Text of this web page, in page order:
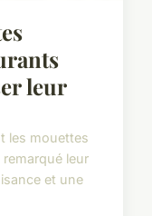
leur
les mouettes
leur
et une